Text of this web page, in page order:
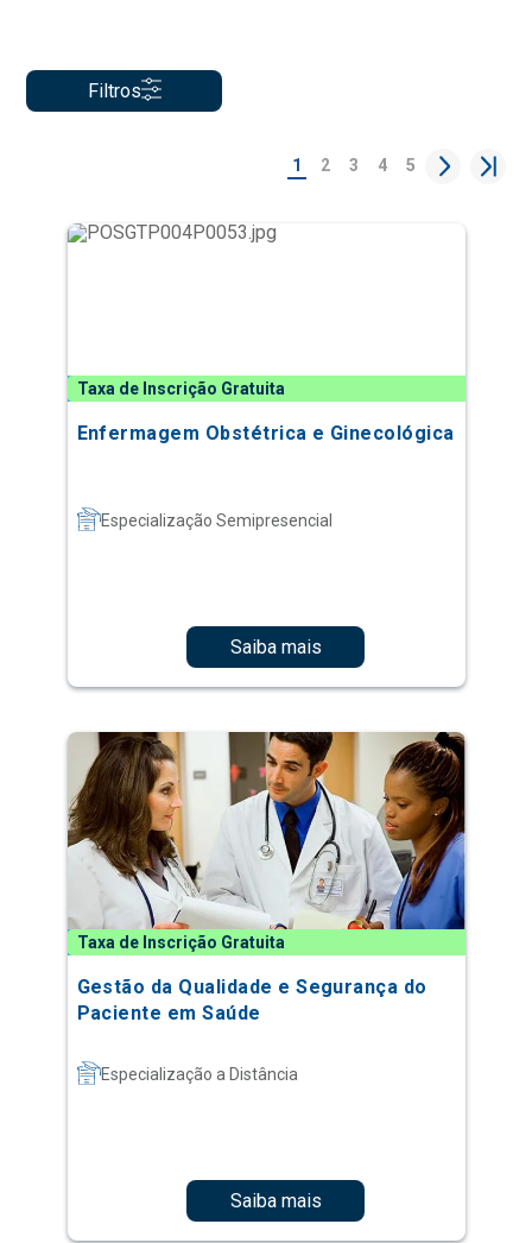
Filtros
1 2 3 4 5
Taxa de Inscrição Gratuita
Enfermagem Obstétrica e Ginecológica
Especialização Semipresencial
Saiba mais
Taxa de Inscrição Gratuita
Gestão da Qualidade e Segurança do
Paciente em Saúde
Especialização a Distância
Saiba mais